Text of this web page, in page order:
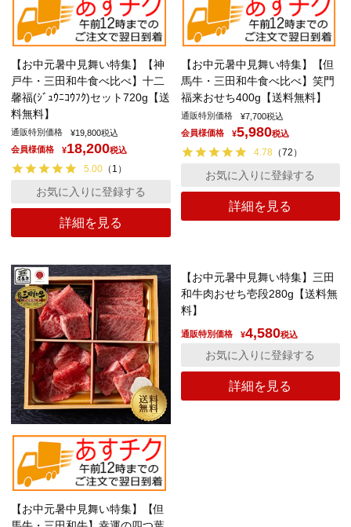
【お中元暑中見舞い特集】【神
戸牛・三田和牛食べ比べ】十二
馨福(ｼﾞｭｳﾆｺｳﾌｸ)セット720g【送
料無料】
通販特別価格 ¥19,800税込
会員様価格
¥18,200税込
5.00 （ 1 ）
詳細を見る
お気に入りに登録する
【お中元暑中見舞い特集】【但
馬牛・三田和牛食べ比べ】笑門
福来おせち400g【送料無料】
通販特別価格 ¥7,700税込
会員様価格
¥5,980税込
4.78 （72 ）
詳細を見る
お気に入りに登録する
【お中元暑中見舞い特集】【但
【お中元暑中見舞い特集】三田
和牛肉おせち壱段280g【送料無
料】
通販特別価格 ¥4,580税込
詳細を見る
お気に入りに登録する